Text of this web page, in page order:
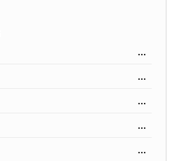
...
...
...
...
...